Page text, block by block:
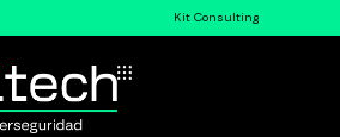
Kit Consulting